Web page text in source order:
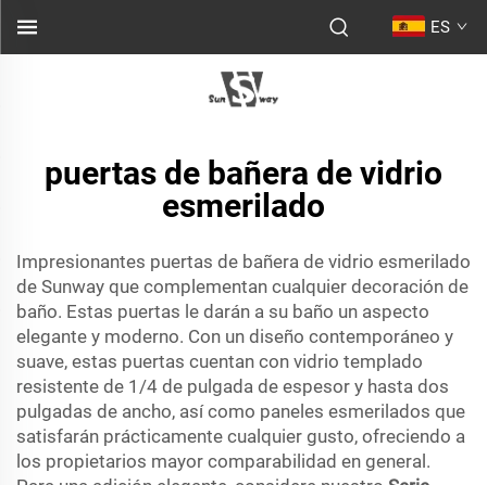
ES
puertas de bañera de vidrio
esmerilado
Impresionantes puertas de bañera de vidrio esmerilado
de Sunway que complementan cualquier decoración de
baño. Estas puertas le darán a su baño un aspecto
elegante y moderno. Con un diseño contemporáneo y
suave, estas puertas cuentan con vidrio templado
resistente de 1/4 de pulgada de espesor y hasta dos
pulgadas de ancho, así como paneles esmerilados que
satisfarán prácticamente cualquier gusto, ofreciendo a
los propietarios mayor comparabilidad en general.